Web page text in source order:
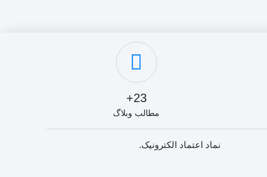
23+
مطالب وبلاگ
نماد اعتماد الکترونیک.